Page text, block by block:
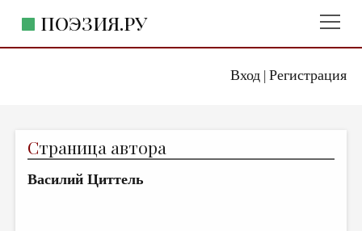
Вход| Регистрация
ПОЭЗИЯ.РУ
ЖАНРЫ
АВТОРЫ
Страница автора
Василий Циттель